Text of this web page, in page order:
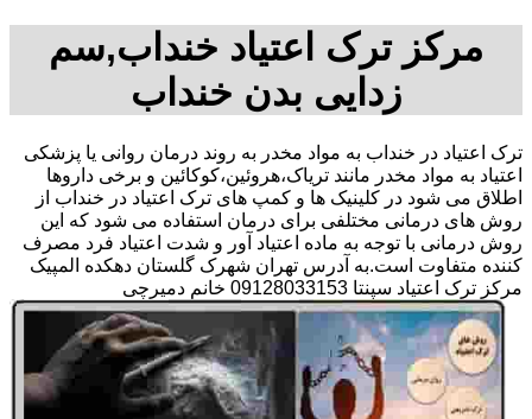
مرکز ترک اعتیاد خنداب,سم
زدایی بدن خنداب
ترک اعتیاد در خنداب به مواد مخدر به روند درمان روانی یا پزشکی
اعتیاد به مواد مخدر مانند تریاک،هروئین،کوکائین و برخی داروها
اطلاق می شود در کلینیک ها و کمپ های ترک اعتیاد در خنداب از
روش های درمانی مختلفی برای درمان استفاده می شود که این
روش درمانی با توجه به ماده اعتیاد آور و شدت اعتیاد فرد مصرف
کننده متفاوت است.به آدرس تهران شهرک گلستان دهکده المپیک
مرکز ترک اعتیاد سپنتا 09128033153 خانم دمیرچی